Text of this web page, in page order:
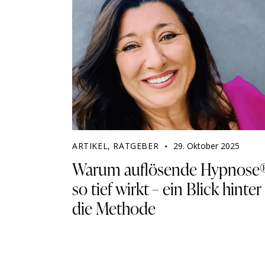
ARTIKEL, RATGEBER 29. Oktober 2025
Warum auflösende
so tief wirkt – ein Blick hinter
die Methode